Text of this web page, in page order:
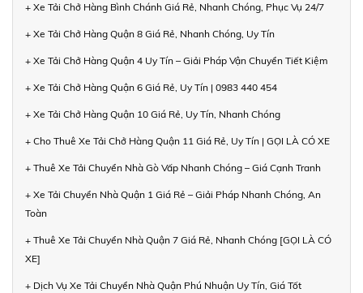
+ Xe Tải Chở Hàng Bình Chánh Giá Rẻ, Nhanh Chóng, Phục Vụ 24/7
+ Xe Tải Chở Hàng Quận 8 Giá Rẻ, Nhanh Chóng, Uy Tín
+ Xe Tải Chở Hàng Quận 4 Uy Tín – Giải Pháp Vận Chuyển Tiết Kiệm
+ Xe Tải Chở Hàng Quận 6 Giá Rẻ, Uy Tín | 0983 440 454
+ Xe Tải Chở Hàng Quận 10 Giá Rẻ, Uy Tín, Nhanh Chóng
+ Cho Thuê Xe Tải Chở Hàng Quận 11 Giá Rẻ, Uy Tín | GỌI LÀ CÓ XE
+ Thuê Xe Tải Chuyển Nhà Gò Vấp Nhanh Chóng – Giá Cạnh Tranh
+ Xe Tải Chuyển Nhà Quận 1 Giá Rẻ – Giải Pháp Nhanh Chóng, An
Toàn
+ Thuê Xe Tải Chuyển Nhà Quận 7 Giá Rẻ, Nhanh Chóng [GỌI LÀ CÓ
XE]
+ Dịch Vụ Xe Tải Chuyển Nhà Quận Phú Nhuận Uy Tín, Giá Tốt